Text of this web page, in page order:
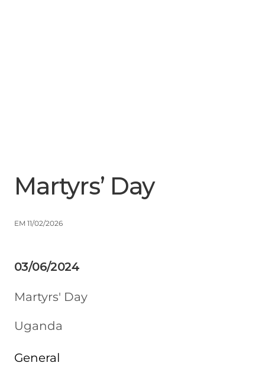
Martyrs’ Day
EM 11/02/2026
03/06/2024
Martyrs' Day
Uganda
General